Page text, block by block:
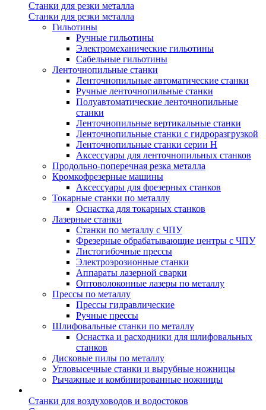
Станки для резки металла
Станки для резки металла
Гильотины
Ручные гильотины
Электромеханические гильотины
Сабельные гильотины
Ленточнопильные станки
Ленточнопильные автоматические станки
Ручные ленточнопильные станки
Полуавтоматические ленточнопильные
станки
Ленточнопильные вертикальные станки
Ленточнопильные станки с гидроразгрузкой
Ленточнопильные станки серии H
Аксессуары для ленточнопильных станков
Продольно-поперечная резка металла
Кромкофрезерные машины
Аксессуары для фрезерных станков
Токарные станки по металлу
Оснастка для токарных станков
Лазерные станки
Станки по металлу с ЧПУ
Фрезерные обрабатывающие центры с ЧПУ
Листогибочные прессы
Электроэрозионные станки
Аппараты лазерной сварки
Оптоволоконные лазеры по металлу
Прессы по металлу
Прессы гидравлические
Ручные прессы
Шлифовальные станки по металлу
Оснастка и расходники для шлифовальных
станков
Дисковые пилы по металлу
Угловысечные станки и вырубные ножницы
Рычажные и комбинированные ножницы
Станки для воздуховодов и водостоков